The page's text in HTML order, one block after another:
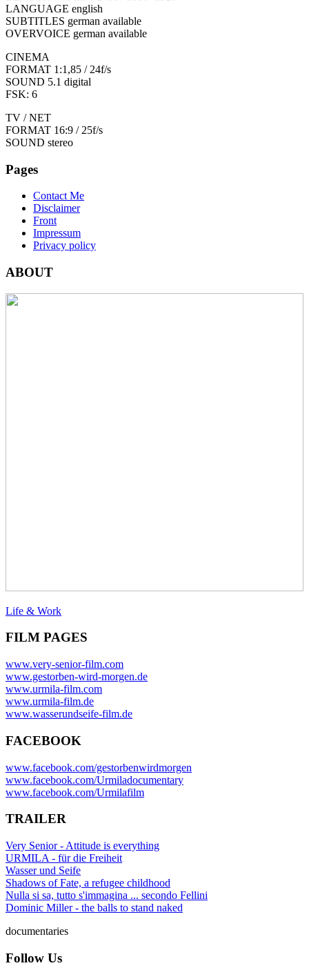
LANGUAGE english
SUBTITLES german available
OVERVOICE german available
CINEMA
FORMAT 1:1,85 / 24f/s
SOUND 5.1 digital
FSK: 6
TV / NET
FORMAT 16:9 / 25f/s
SOUND stereo
Pages
Contact Me
Disclaimer
Front
Impressum
Privacy policy
ABOUT
Life & Work
FILM PAGES
www.very-senior-film.com
www.gestorben-wird-morgen.de
www.urmila-film.com
www.urmila-film.de
www.wasserundseife-film.de
FACEBOOK
www.facebook.com/gestorbenwirdmorgen
www.facebook.com/Urmiladocumentary
www.facebook.com/Urmilafilm
TRAILER
Very Senior - Attitude is everything
URMILA - für die Freiheit
Wasser und Seife
Shadows of Fate, a refugee childhood
Nulla si sa, tutto s'immagina ... secondo Fellini
Dominic Miller - the balls to stand naked
documentaries
Follow Us